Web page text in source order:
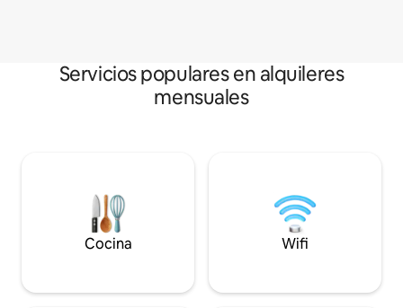
Servicios populares en alquileres
mensuales
Cocina Wifi